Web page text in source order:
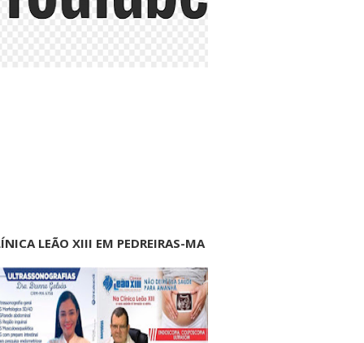
LEÃO XIII EM PEDREIRAS-MA